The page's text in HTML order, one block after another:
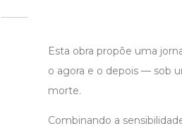
Esta obra propõe uma
o agora e o depois — sob
morte.
Combinando a